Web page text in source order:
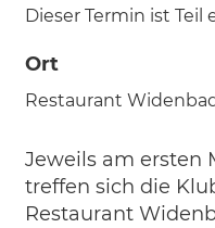
Dieser Termin ist Teil
Ort
Restaurant
Jeweils am ersten
treffen sich die
Restaurant